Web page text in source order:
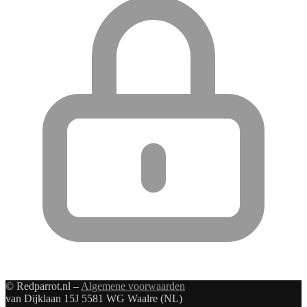
© Redparrot.nl – Algemene voorwaarden
van Dijklaan 15J 5581 WG Waalre (NL)